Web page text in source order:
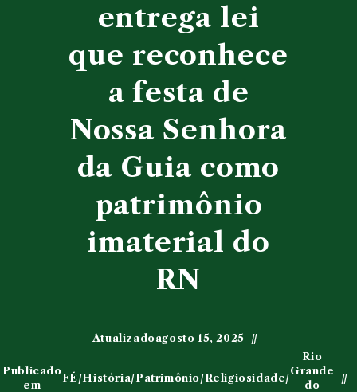
entrega lei
que reconhece
a festa de
Nossa Senhora
da Guia como
patrimônio
imaterial do
RN
Atualizadoagosto 15, 2025
Publicado
em
FÉ/História/Patrimônio/Religiosidade/
Rio
Grande
do